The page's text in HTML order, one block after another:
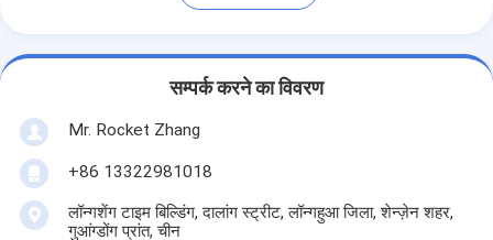
सम्पर्क करने का विवरण
Mr. Rocket Zhang
+86 13322981018
लॉन्गशेंग टाइम बिल्डिंग, दालांग स्ट्रीट, लॉन्गहुआ जिला, शेन्ज़ेन शहर,
गुआंग्डोंग प्रांत, चीन